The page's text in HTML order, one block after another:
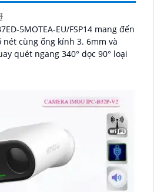
5MOTEA-EU/FSP14 mang đến
cùng ống kính 3. 6mm và